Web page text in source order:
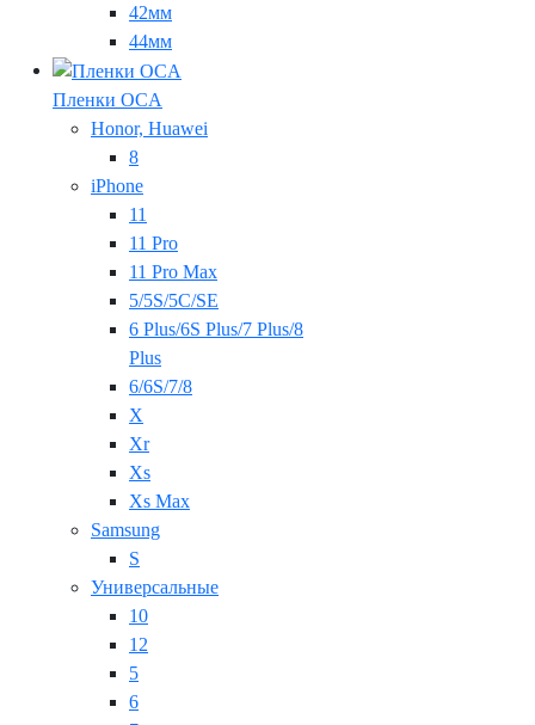
42мм
44мм
Пленки OCA
Honor, Huawei
8
iPhone
11
11 Pro
11 Pro Max
5/5S/5C/SE
6 Plus/6S Plus/7 Plus/8
Plus
6/6S/7/8
X
Xr
Xs
Xs Max
Samsung
S
Универсальные
10
12
5
6